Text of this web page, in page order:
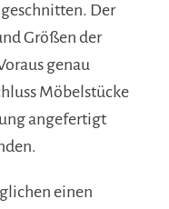
Der
Größen der
genau
Möbelstücke
angefertigt
einen